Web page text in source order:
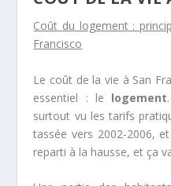
Coût du logement :
Francisco
Le coût de la vie à San
essentiel : le logement
surtout vu les tarifs
tassée vers 2002-2006,
reparti à la hausse, et ça